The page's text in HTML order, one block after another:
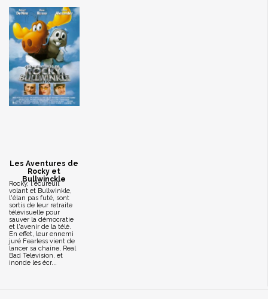
Les Aventures de
Rocky et
Bullwinckle
Rocky, l'écureuil
volant et Bullwinkle,
l'élan pas futé, sont
sortis de leur retraite
télévisuelle pour
sauver la démocratie
et l'avenir de la télé.
En effet, leur ennemi
juré Fearless vient de
lancer sa chaîne, Real
Bad Television, et
inonde les écr...